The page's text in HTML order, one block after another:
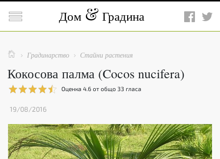
 Дом Градина
  Градинарство  Стайни растения
Кокосова палма (Cocos nucifera)
Оценка 4.6 от общо 33 гласа
19/08/2016